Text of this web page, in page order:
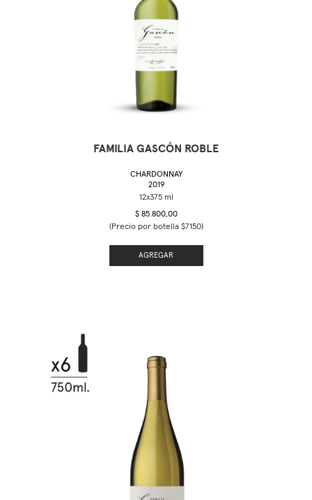
FAMILIA GASCÓN ROBLE
CHARDONNAY
2019
$ 85.800,00
(Precio por botella $7150)
AGREGAR